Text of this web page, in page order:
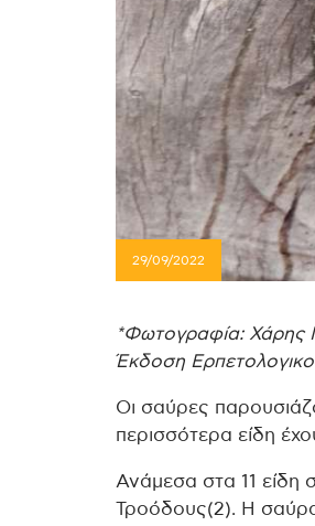
29/09/2022
*Φωτογραφία: Χάρης
Έκδοση
Οι σαύρες
περισσότερα είδη
Ανάμεσα στα 11 είδη
Τροόδους(2). Η